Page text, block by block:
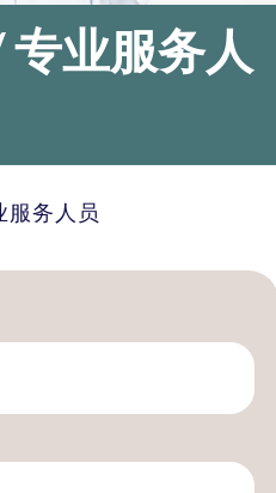
业服务人
服务人员